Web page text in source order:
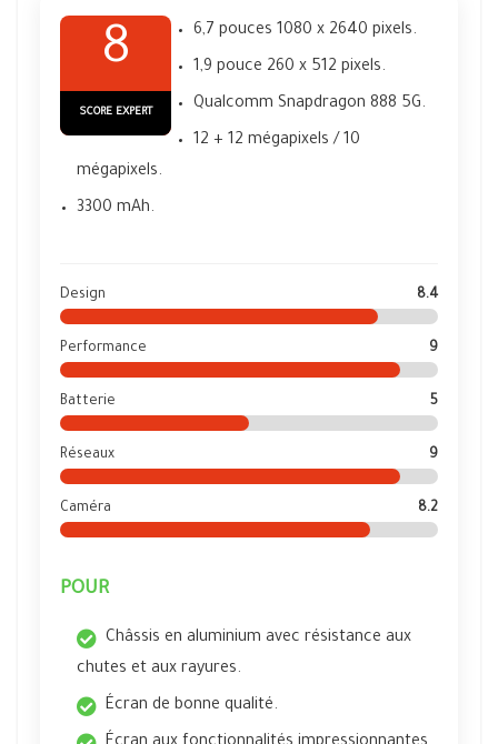
8
SCORE EXPERT
6,7 pouces 1080 x 2640 pixels.
1,9 pouce 260 x 512 pixels.
Qualcomm Snapdragon 888 5G.
12 + 12 mégapixels / 10
mégapixels.
3300 mAh.
Design 8.4
Performance 9
Batterie 5
Réseaux 9
Caméra 8.2
POUR
Châssis en aluminium avec résistance aux
chutes et aux rayures.
Écran de bonne qualité.